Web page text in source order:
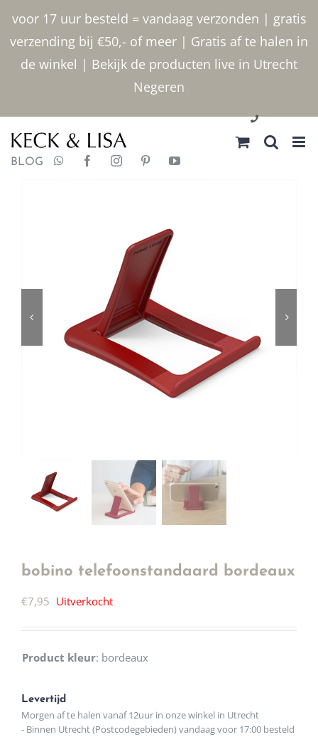
voor 17 uur besteld = vandaag verzonden | gratis
verzending bij €50,- of meer | Gratis af te halen in
de winkel | Bekijk de producten live in Utrecht
Negeren
inhoud
030 2400000
BLOG
bobino telefoonstandaard bordeaux
€7,95 Uitverkocht
Product kleur: bordeaux
Levertijd
Morgen af te halen vanaf 12uur in onze winkel in Utrecht
- Binnen Utrecht (Postcodegebieden) vandaag voor 17:00 besteld